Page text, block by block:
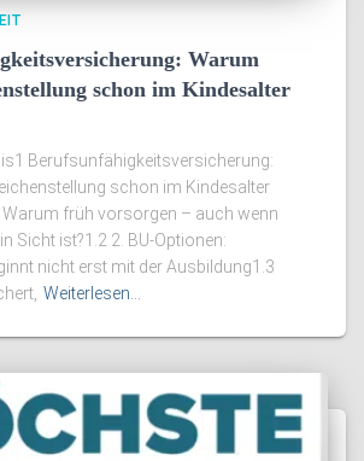
Warum
schon im Kindesalter
Berufsunfähigkeitsversicherung:
schon im Kindesalter
früh vorsorgen – auch wenn
Sicht ist?1.2 2. BU-Optionen:
nicht erst mit der Ausbildung1.3
Weiterlesen…